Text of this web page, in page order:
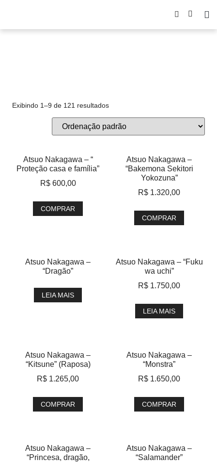
Exibindo 1–9 de 121 resultados
Atsuo Nakagawa – “
Proteção casa e família”
R$600,00
COMPRAR
Atsuo Nakagawa –
“Bakemona Sekitori
Yokozuna”
R$ 1.320,00
COMPRAR
Atsuo Nakagawa –
“Dragão”
LEIA MAIS
Atsuo Nakagawa – “Fuku
wa uchi”
R$ 1.750,00
LEIA MAIS
Atsuo Nakagawa –
“Kitsune” (Raposa)
R$ 1.265,00
COMPRAR
Atsuo Nakagawa –
“Monstra”
R$ 1.650,00
COMPRAR
Atsuo Nakagawa –
“Princesa, dragão,
Atsuo Nakagawa –
“Salamander”